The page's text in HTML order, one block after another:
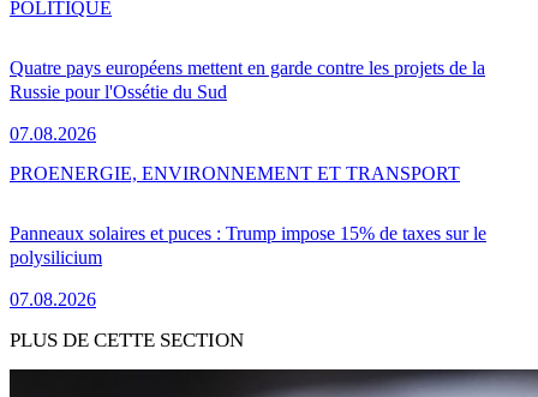
Quatre pays européens mettent en garde contre les projets de la
Russie pour l'Ossétie du Sud
07.08.2026
POLITIQUE
Panneaux solaires et puces : Trump impose 15% de taxes sur le
polysilicium
07.08.2026
PROENERGIE, ENVIRONNEMENT ET TRANSPORT
PLUS DE CETTE SECTION